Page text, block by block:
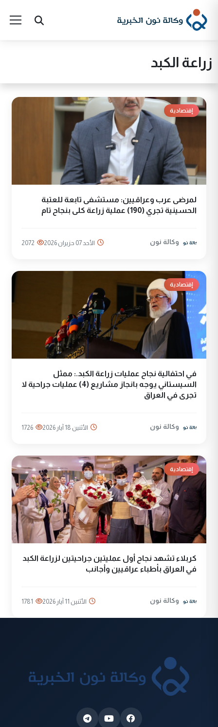
زراعة الكبد
إقتصادية
لمرضى عرب وعراقيين: مستشفى تابعة للعتبة
الحسينية تجري (190) عملية زراعة كلى بنجاح تام
وكالة نون الأحد 07 حزيران 2026 2072
إقتصادية
في احتفالية نجاح عمليات زراعة الكبد.: ممثل
السيستاني يوجه بانجاز مشاريع (4) عمليات جراحية لا
تجرى في العراق
وكالة نون الأثنين 18 آيار 2026 1726
إقتصادية
كربلاء تشهد نجاح أول عمليتين جراحيتين لزراعة الكبد
في العراق بأطباء عراقيين وأجانب
وكالة نون الأثنين 11 آيار 2026 1781